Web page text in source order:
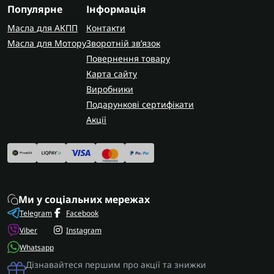
AUTOSHIFT швидко та надійно доставляє
замовлення по всій Україні. У Запоріжжі
виконуємо капітальний ремонт цих коробок
передач з гарантією на виконані роботи.
Популярне
Масла для АКПП
Масла для Мотору
Інформація
Контакти
Зворотній зв’язок
Повернення товару
Карта сайту
Виробники
Подарункові сертифікати
Акції
Ми у соціальних мережах
Telegram
Viber
Whatsapp
Facebook
Instagram
Дізнавайтеся першим про акції та знижки